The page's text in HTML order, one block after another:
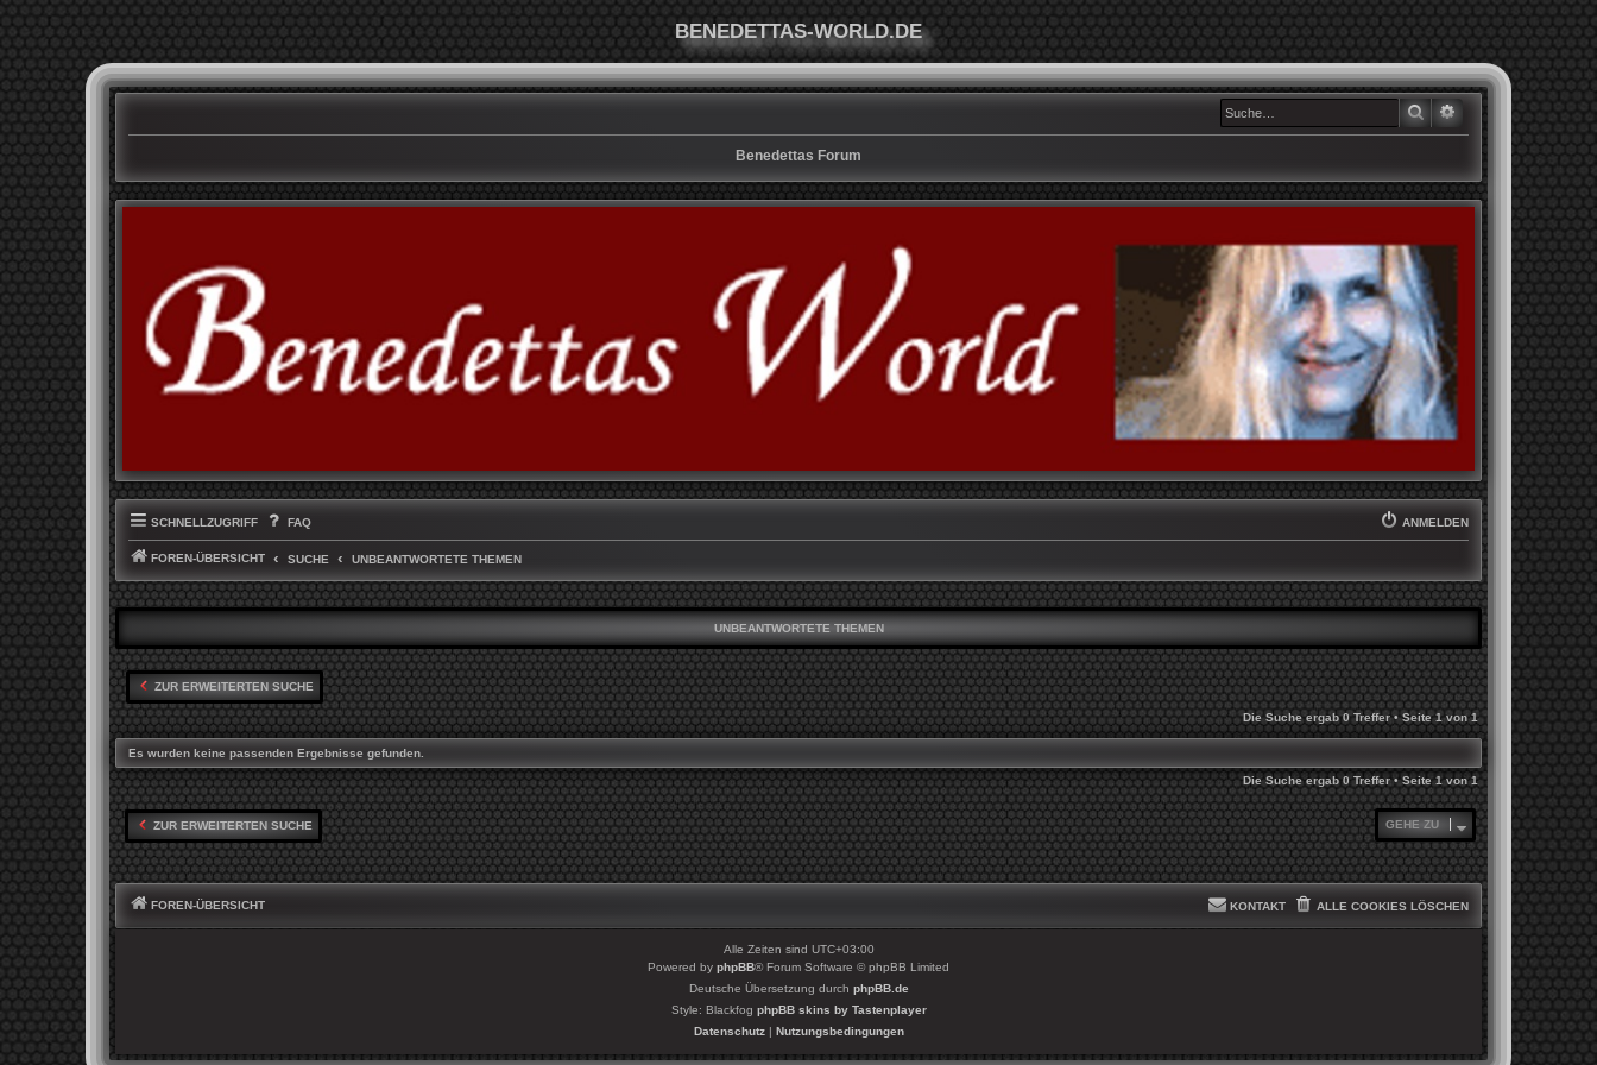
BENEDETTAS-WORLD.DE
SUCHE
Benedettas Forum
SCHNELLZUGRIFF FAQ ANMELDEN
FOREN-ÜBERSICHT SUCHE UNBEANTWORTETE THEMEN
UNBEANTWORTETE THEMEN
ZUR ERWEITERTEN SUCHE
Die Suche ergab 0 Treffer • Seite1von1
Es wurden keine passenden Ergebnisse gefunden.
Die Suche ergab 0 Treffer • Seite1von1
ZUR ERWEITERTEN SUCHE GEHE ZU
FOREN-ÜBERSICHT ALLE COOKIES LÖSCHEN
KONTAKT
Alle Zeiten sind UTC+03:00
Powered by phpBB® Forum Software © phpBB Limited
Deutsche Übersetzung durch phpBB.de
Style: Blackfog phpBB skins by Tastenplayer
Datenschutz| Nutzungsbedingungen